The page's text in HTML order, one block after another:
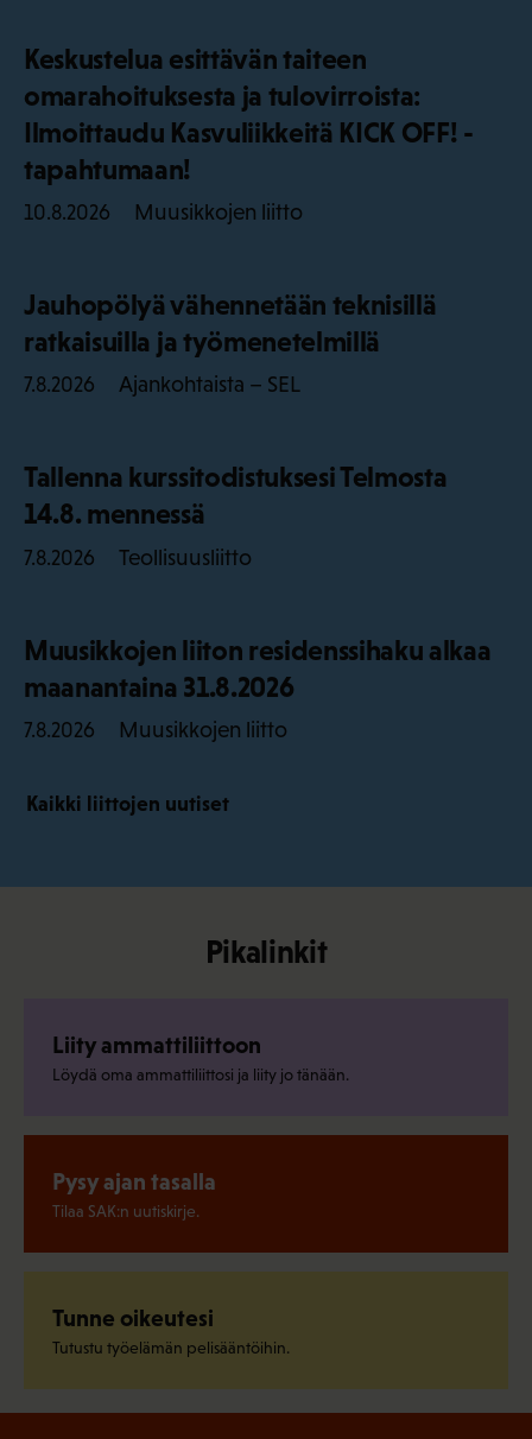
Keskustelua esittävän taiteen
omarahoituksesta ja tulovirroista:
Ilmoittaudu Kasvuliikkeitä KICK OFF! -
tapahtumaan!
10.8.2026 Muusikkojen liitto
Jauhopölyä vähennetään teknisillä
ratkaisuilla ja työmenetelmillä
7.8.2026 Ajankohtaista – SEL
Tallenna kurssitodistuksesi Telmosta
14.8. mennessä
7.8.2026 Teollisuusliitto
Muusikkojen liiton residenssihaku alkaa
maanantaina 31.8.2026
7.8.2026 Muusikkojen liitto
Kaikki liittojen uutiset
Pikalinkit
Liity ammattiliittoon
Löydä oma ammattiliittosi ja liity jo tänään.
Pysy ajan tasalla
Tilaa SAK:n uutiskirje.
Tunne oikeutesi
Tutustu työelämän pelisääntöihin.